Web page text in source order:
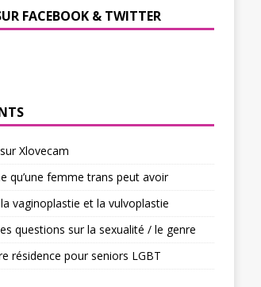
FACEBOOK & TWITTER
Xlovecam
qu’une femme trans peut avoir
vaginoplastie et la vulvoplastie
questions sur la sexualité / le genre
résidence pour seniors LGBT